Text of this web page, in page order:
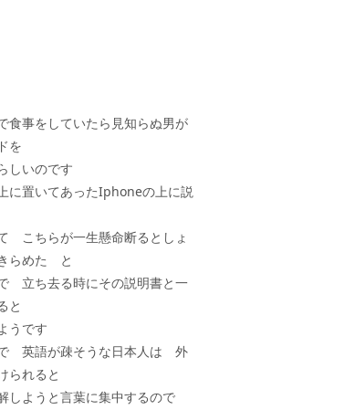
食事をしていたら見知らぬ男が
を
しいのです
に置いてあったIphoneの上に説
こちらが一生懸命断るとしょ
らめた と
立ち去る時にその説明書と一
と
うです
英語が疎そうな日本人は 外
られると
しようと言葉に集中するので